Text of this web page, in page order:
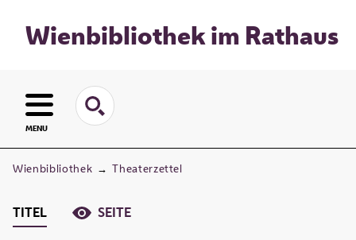
Wienbibliothek im Rathaus
MENU
Wienbibliothek → Theaterzettel
TITEL SEITE